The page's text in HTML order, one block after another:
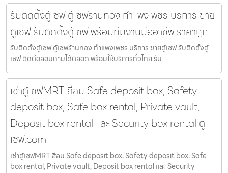
รับติดตั้งตู้เซฟ ตู้เซฟร้านทอง กำแพงเพชร บริการ ขาย
ตู้เซฟ รับติดตั้งตู้เซฟ พร้อมทีมงานมืออาชีพ ราคาถูก
รับติดตั้งตู้เซฟ ตู้เซฟร้านทอง กำแพงเพชร บริการ ขายตู้เซฟ รับติดตั้งตู้
เซฟ ติดต่อสอบถามได้ตลอด พร้อมให้บริการทั่วไทย รับ
เช่าตู้เซฟMRT สีลม Safe deposit box, Safety
deposit box, Safe box rental, Private vault,
Deposit box rental และ Security box rental ตู้
เซฟ.com
เช่าตู้เซฟMRT สีลม Safe deposit box, Safety deposit box, Safe
box rental, Private vault, Deposit box rental และ Security